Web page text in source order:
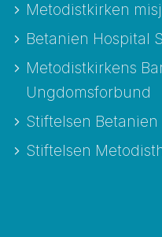
Metodistkirken
Betanien Hospital
Metodistkirkens
Ungdomsforbund
Stiftelsen Betanien
Stiftelsen